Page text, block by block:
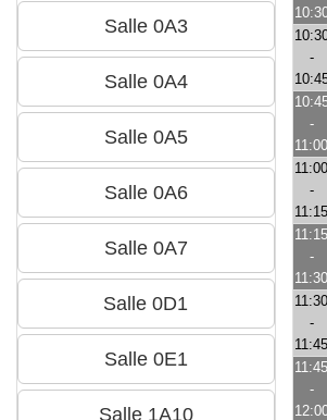
-
-
11:00
11:00
-
11:15
11:15
-
11:30
11:30
-
11:45
11:45
-